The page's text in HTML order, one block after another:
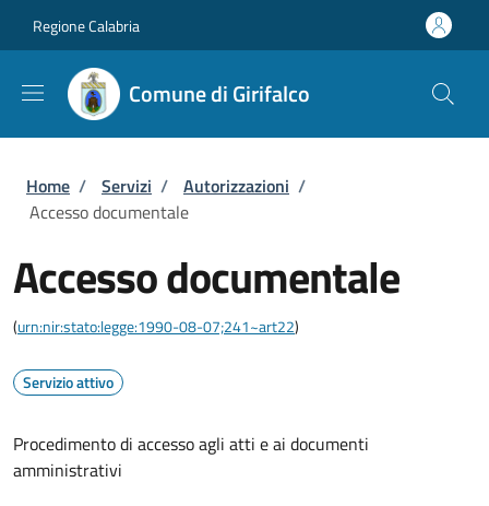
Regione Calabria
Comune di Girifalco
Briciole di pane
Home / Servizi / Autorizzazioni /
Accesso documentale
Accesso documentale
(urn:nir:stato:legge:1990-08-07;241~art22)
Servizio attivo
Procedimento di accesso agli atti e ai documenti
amministrativi